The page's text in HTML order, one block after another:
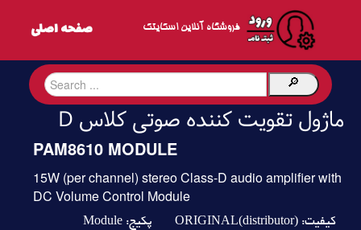
فروشگاه آنلاین اسکایتک
ماژول تقویت کننده صوتی کلاس D
PAM8610 MODULE
15W (per channel) stereo Class-D audio amplifier with
DC Volume Control Module
کیفیت: ORIGINAL(distributor) پکیج: Module